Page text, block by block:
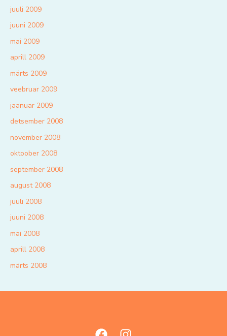
juuli 2009
juuni 2009
mai 2009
aprill 2009
märts 2009
veebruar 2009
jaanuar 2009
detsember 2008
november 2008
oktoober 2008
september 2008
august 2008
juuli 2008
juuni 2008
mai 2008
aprill 2008
märts 2008